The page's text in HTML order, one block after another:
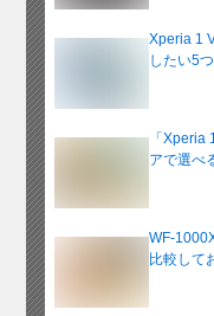
Xperia 1
したい5
「
アで選べ
WF-
比較して